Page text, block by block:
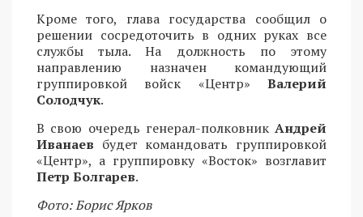
Кроме того, глава государства сообщил о
решении сосредоточить в одних руках все
службы тыла. На должность по этому
направлению назначен командующий
группировкой войск «Центр» Валерий
Солодчук.
В свою очередь генерал-полковникАндрей
Иванаев будет командовать группировкой
«Центр», а группировку «Восток» возглавит
Петр Болгарев.
Фото: Борис Ярков